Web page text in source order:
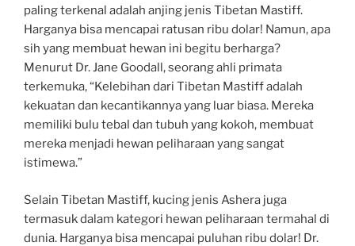
paling terkenal adalah anjing jenis Tibetan Mastiff.
Harganya bisa mencapai ratusan ribu dolar! Namun, apa
sih yang membuat hewan ini begitu berharga?
Menurut Dr. Jane Goodall, seorang ahli primata
terkemuka, “Kelebihan dari Tibetan Mastiff adalah
kekuatan dan kecantikannya yang luar biasa. Mereka
memiliki bulu tebal dan tubuh yang kokoh, membuat
mereka menjadi hewan peliharaan yang sangat
istimewa.”
Selain Tibetan Mastiff, kucing jenis Ashera juga
termasuk dalam kategori hewan peliharaan termahal di
dunia. Harganya bisa mencapai puluhan ribu dolar! Dr.